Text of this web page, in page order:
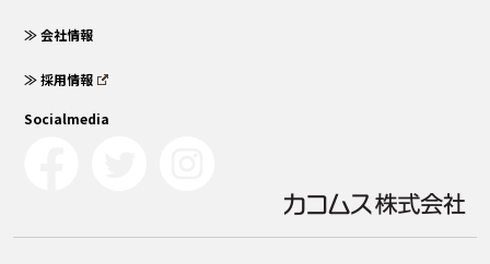
≫ 会社情報
≫ 採用情報
Socialmedia